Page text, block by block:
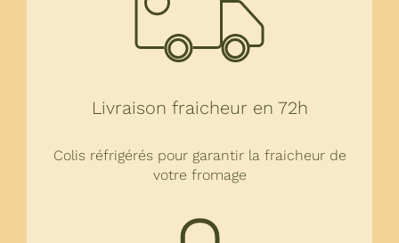
Livraison fraicheur en 72h
Colis réfrigérés pour garantir la fraicheur de
votre fromage